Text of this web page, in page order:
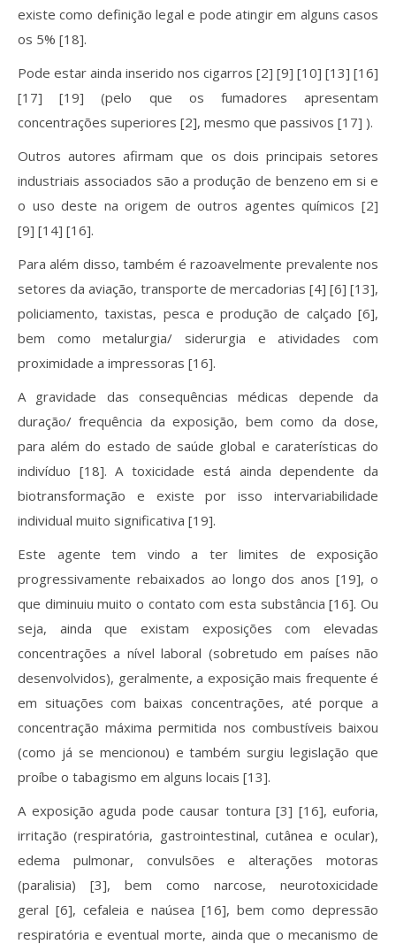
existe como definição legal e pode atingir em alguns casos
os 5% [18].
Pode estar ainda inserido nos cigarros [2] [9] [10] [13] [16]
[17] [19] (pelo que os fumadores apresentam
concentrações superiores [2], mesmo que passivos [17] ).
Outros autores afirmam que os dois principais setores
industriais associados são a produção de benzeno em si e
o uso deste na origem de outros agentes químicos [2]
[9] [14] [16].
Para além disso, também é razoavelmente prevalente nos
setores da aviação, transporte de mercadorias [4] [6] [13],
policiamento, taxistas, pesca e produção de calçado [6],
bem como metalurgia/ siderurgia e atividades com
proximidade a impressoras [16].
A gravidade das consequências médicas depende da
duração/ frequência da exposição, bem como da dose,
para além do estado de saúde global e caraterísticas do
indivíduo [18]. A toxicidade está ainda dependente da
biotransformação e existe por isso intervariabilidade
individual muito significativa [19].
Este agente tem vindo a ter limites de exposição
progressivamente rebaixados ao longo dos anos [19], o
que diminuiu muito o contato com esta substância [16]. Ou
seja, ainda que existam exposições com elevadas
concentrações a nível laboral (sobretudo em países não
desenvolvidos), geralmente, a exposição mais frequente é
em situações com baixas concentrações, até porque a
concentração máxima permitida nos combustíveis baixou
(como já se mencionou) e também surgiu legislação que
proíbe o tabagismo em alguns locais [13].
A exposição aguda pode causar tontura [3] [16], euforia,
irritação (respiratória, gastrointestinal, cutânea e ocular),
edema pulmonar, convulsões e alterações motoras
(paralisia) [3], bem como narcose, neurotoxicidade
geral [6], cefaleia e naúsea [16], bem como depressão
respiratória e eventual morte, ainda que o mecanismo de